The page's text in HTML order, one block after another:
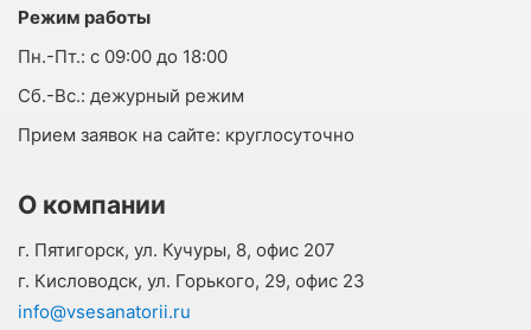
Режим работы
Пн.-Пт.: с 09:00 до 18:00
Cб.-Вс.: дежурный режим
Прием заявок на сайте: круглосуточно
О компании
г. Пятигорск, ул. Кучуры, 8, офис 207
г. Кисловодск, ул. Горького, 29, офис 23
info@vsesanatorii.ru